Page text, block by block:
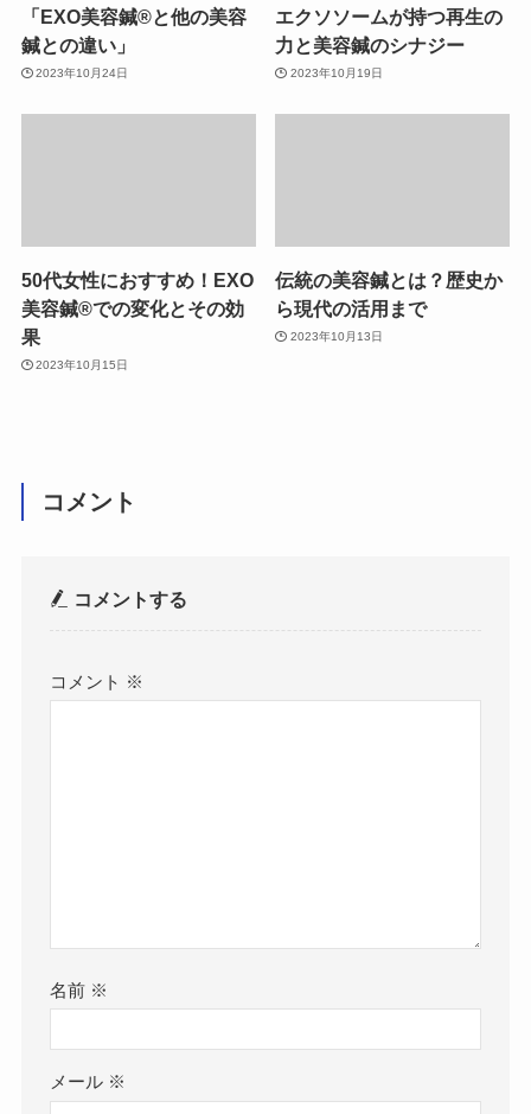
「EXO美容鍼®︎と他の美容
鍼との違い」
2023年10月24日
エクソソームが持つ再生の
力と美容鍼のシナジー
2023年10月19日
50代女性におすすめ！EXO
美容鍼®︎での変化とその効
果
2023年10月15日
伝統の美容鍼とは？歴史か
ら現代の活用まで
2023年10月13日
コメント
コメントする
コメント ※
名前 ※
メール ※